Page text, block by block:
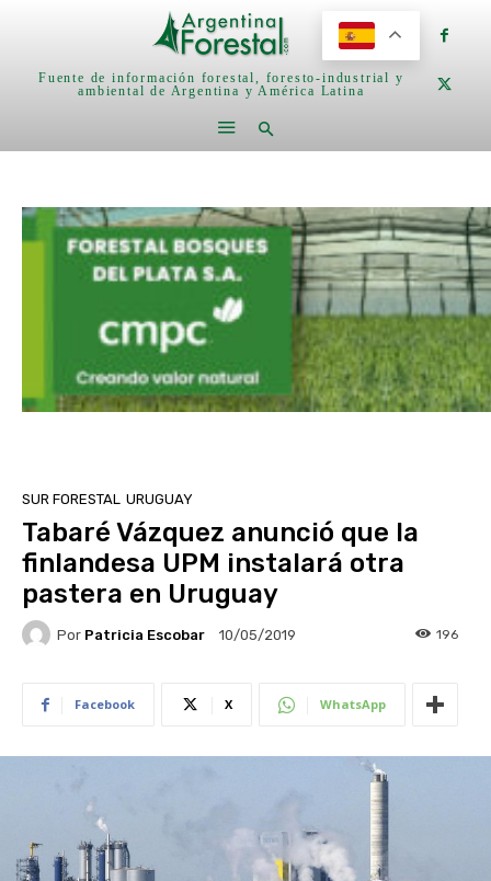
Fuente de información forestal, foresto-industrial y
ambiental de Argentina y América Latina
SUR FORESTAL URUGUAY
Tabaré Vázquez anunció que la
finlandesa UPM instalará otra
pastera en Uruguay
Por Patricia Escobar 10/05/2019 196
Facebook X WhatsApp